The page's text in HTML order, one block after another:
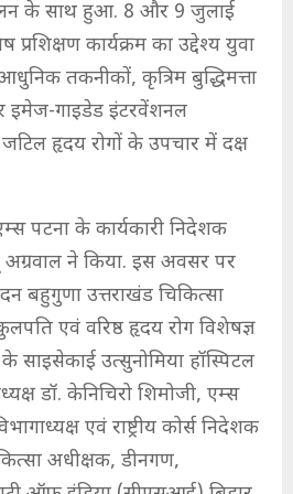
के साथ हुआ. 8 और 9 जुलाई
कार्यक्रम का उद्देश्य युवा
तकनीकों, कृत्रिम बुद्धिमत्ता
गाइडेड इंटरवेंशनल
हृदय रोगों के उपचार में दक्ष
पटना के कार्यकारी निदेशक
अग्रवाल ने किया. इस अवसर पर
बहुगुणा उत्तराखंड चिकित्सा
एवं वरिष्ठ हृदय रोग विशेषज्ञ
साइसेकाई उत्सुनोमिया हॉस्पिटल
डॉ. केनिचिरो शिमोजी, एम्स
एवं राष्ट्रीय कोर्स निदेशक
अधीक्षक, डीनगण,